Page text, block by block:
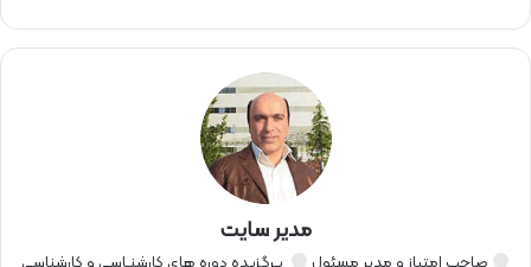
نوع روابط عمومی دیجیتال دارند. اما به طور کلی، چه مزیت‌هایی برای
نقش وسایل ارتباطی در توسعه ارتباطات جمعی
مدیر سایت